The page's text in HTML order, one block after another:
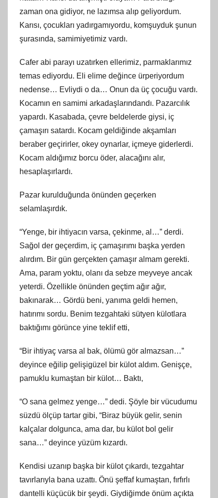
zaman ona gidiyor, ne lazımsa alıp geliyordum.
Karısı, çocukları yadırgamıyordu, komşuyduk şunun
şurasında, samimiyetimiz vardı.
Cafer abi parayı uzatırken ellerimiz, parmaklarımız
temas ediyordu. Eli elime değince ürperiyordum
nedense… Evliydi o da… Onun da üç çocuğu vardı.
Kocamın en samimi arkadaşlarındandı. Pazarcılık
yapardı. Kasabada, çevre beldelerde giysi, iç
çamaşırı satardı. Kocam geldiğinde akşamları
beraber geçirirler, okey oynarlar, içmeye giderlerdi.
Kocam aldığımız borcu öder, alacağını alır,
hesaplaşırlardı.
Pazar kurulduğunda önünden geçerken
selamlaşırdık.
“Yenge, bir ihtiyacın varsa, çekinme, al…” derdi.
Sağol der geçerdim, iç çamaşırımı başka yerden
alırdım. Bir gün gerçekten çamaşır almam gerekti.
Ama, param yoktu, olanı da sebze meyveye ancak
yeterdi. Özellikle önünden geçtim ağır ağır,
bakınarak… Gördü beni, yanıma geldi hemen,
hatırımı sordu. Benim tezgahtaki sütyen külotlara
baktığımı görünce yine teklif etti,
“Bir ihtiyaç varsa al bak, ölümü gör almazsan…”
deyince eğilip gelişigüzel bir külot aldım. Genişçe,
pamuklu kumaştan bir külot… Baktı,
“O sana gelmez yenge…” dedi. Şöyle bir vücudumu
süzdü ölçüp tartar gibi, “Biraz büyük gelir, senin
kalçalar dolgunca, ama dar, bu külot bol gelir
sana…” deyince yüzüm kızardı.
Kendisi uzanıp başka bir külot çıkardı, tezgahtar
tavırlarıyla bana uzattı. Önü şeffaf kumaştan, fırfırlı
dantelli küçücük bir şeydi. Giydiğimde önüm açıkta